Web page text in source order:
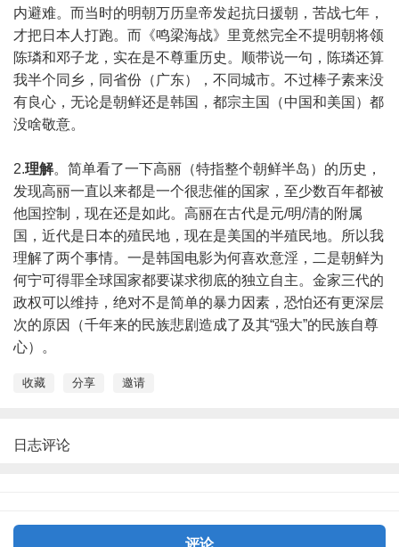
内避难。而当时的明朝万历皇帝发起抗日援朝，苦战七年，
才把日本人打跑。而《鸣梁海战》里竟然完全不提明朝将领
陈璘和邓子龙，实在是不尊重历史。顺带说一句， 陈璘还算
我半个同乡，同省份（广东），不同城市。不过棒子素来没
有良心，无论是朝鲜还是韩国，都宗主国（中国和美国）都
没啥敬意。
2.理解。简单看了一下高丽（特指整个朝鲜半岛）的历史，
发现高丽一直以来都是一个很悲催的国家，至少数百年都被
他国控制，现在还是如此。高丽在古代是元/明/清的附属
国，近代是日本的殖民地，现在是美国的半殖民地。所以我
理解了两个事情。一是韩国电影为何喜欢意淫，二是朝鲜为
何宁可得罪全球国家都要谋求彻底的独立自主。金家三代的
政权可以维持，绝对不是简单的暴力因素，恐怕还有更深层
次的原因（千年来的民族悲剧造成了及其“强大”的民族自尊
心）。
收藏 分享 邀请
日志评论
评论